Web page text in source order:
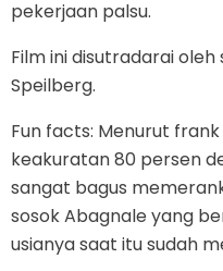
pekerjaan palsu.
Film ini disutradarai
Speilberg.
Fun facts: Menurut
keakuratan 80 persen
sangat bagus
sosok Abagnale yang
usianya saat itu sudah